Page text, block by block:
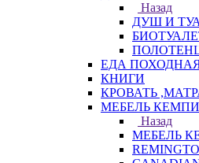
Назад
ДУШ И
ЕДА
КНИГИ
КРОВАТЬ
МЕБЕЛЬ
Назад
МЕБЕЛЬ